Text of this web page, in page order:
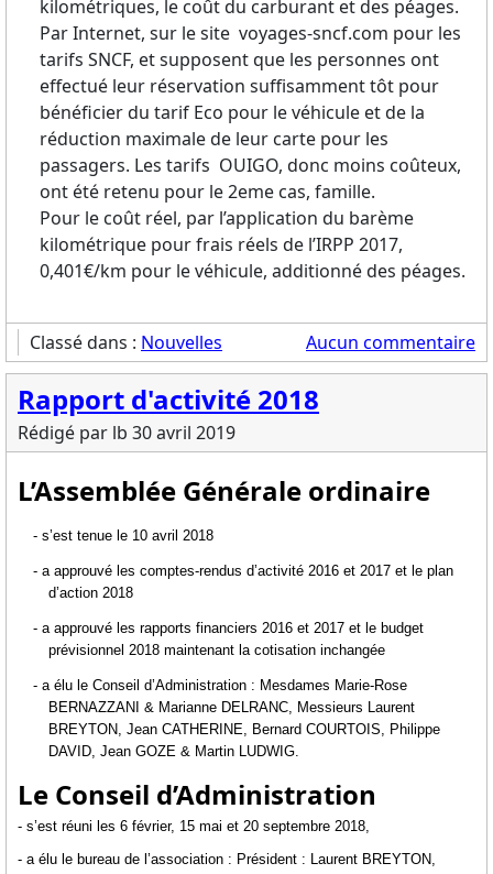
kilométriques, le coût du carburant et des péages.
Par Internet, sur le site voyages-sncf.com pour les
tarifs SNCF, et supposent que les personnes ont
effectué leur réservation suffisamment tôt pour
bénéficier du tarif Eco pour le véhicule et de la
réduction maximale de leur carte pour les
passagers. Les tarifs OUIGO, donc moins coûteux,
ont été retenu pour le 2eme cas, famille.
Pour le coût réel, par l’application du barème
kilométrique pour frais réels de l’IRPP 2017,
0,401€/km pour le véhicule, additionné des péages.
Classé dans : Nouvelles Aucun commentaire
Rapport d'activité 2018
Rédigé par lb 30 avril 2019
L’Assemblée Générale ordinaire
- s’est tenue le 10 avril 2018
-a approuvé l es comptes-rendus d’activité 2016 et 2017 et le plan
d’action 2018
-a approuvé l es rapports financiers 2016 et 2017 et le budget
prévisionnel 2018 maintenant la cotisation inchangée
-a élu le Conseil d’Administration : Mesdames Marie-Rose
BERNAZZANI & Marianne DELRANC, Messieurs Laurent
BREYTON, Jean CATHERINE, Bernard COURTOIS, Philippe
DAVID, Jean GOZE & Martin LUDWIG.
Le Conseil d’Administration
- s’est réuni les 6 février, 15 mai et 20 septembre 2018,
- a élu le bureau de l’association : Président : Laurent BREYTON,